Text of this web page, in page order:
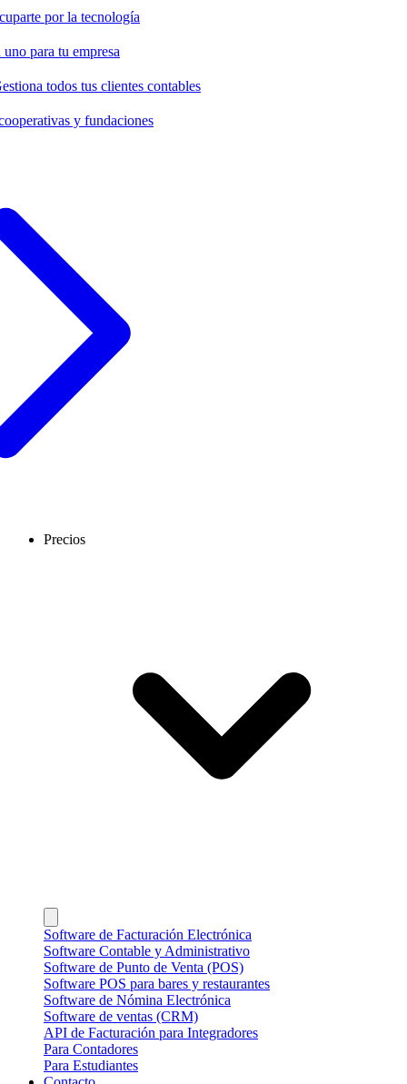
por la tecnología
para tu empresa
todos tus clientes contables
y fundaciones
Precios
Software de Facturación Electrónica
Software Contable y Administrativo
Software de Punto de Venta (POS)
Software POS para bares y restaurantes
Software de Nómina Electrónica
Software de ventas (CRM)
API de Facturación para Integradores
Para Contadores
Para Estudiantes